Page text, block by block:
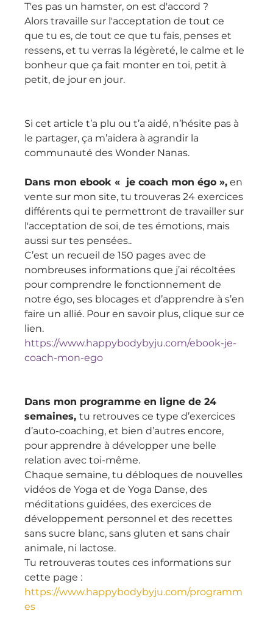
T'es pas un hamster, on est d'accord ?
Alors travaille sur l'acceptation de tout ce
que tu es, de tout ce que tu fais, penses et
ressens, et tu verras la légèreté, le calme et le
bonheur que ça fait monter en toi, petit à
petit, de jour en jour.
Si cet article t’a plu ou t’a aidé, n’hésite pas à
le partager, ça m’aidera à agrandir la
communauté des Wonder Nanas.
Dans mon ebook «  je coach mon égo », en
vente sur mon site, tu trouveras 24 exercices
différents qui te permettront de travailler sur
l'acceptation de soi, de tes émotions, mais
aussi sur tes pensées..
C’est un recueil de 150 pages avec de
nombreuses informations que j’ai récoltées
pour comprendre le fonctionnement de
notre égo, ses blocages et d’apprendre à s’en
faire un allié. Pour en savoir plus, clique sur ce
lien.
https://www.happybodybyju.com/ebook-je-
coach-mon-ego
Dans mon programme en ligne de 24
semaines, tu retrouves ce type d’exercices
d’auto-coaching, et bien d’autres encore,
pour apprendre à développer une belle
relation avec toi-même.
Chaque semaine, tu débloques de nouvelles
vidéos de Yoga et de Yoga Danse, des
méditations guidées, des exercices de
développement personnel et des recettes
sans sucre blanc, sans gluten et sans chair
animale, ni lactose.
Tu retrouveras toutes ces informations sur
cette page :
https://www.happybodybyju.com/programm
es